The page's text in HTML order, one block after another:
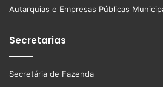
Autarquias e Empresas Públicas
Secretarias
Secretária de Fazenda